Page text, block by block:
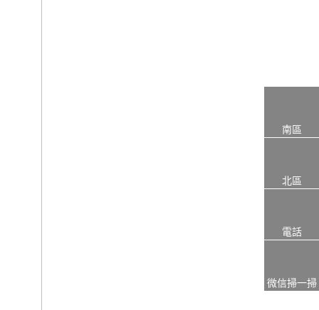
南區
北區
電話
微信掃一掃